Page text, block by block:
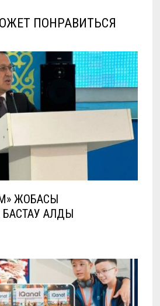
ПОНРАВИТЬСЯ
ЖОБАСЫ
АЛДЫ